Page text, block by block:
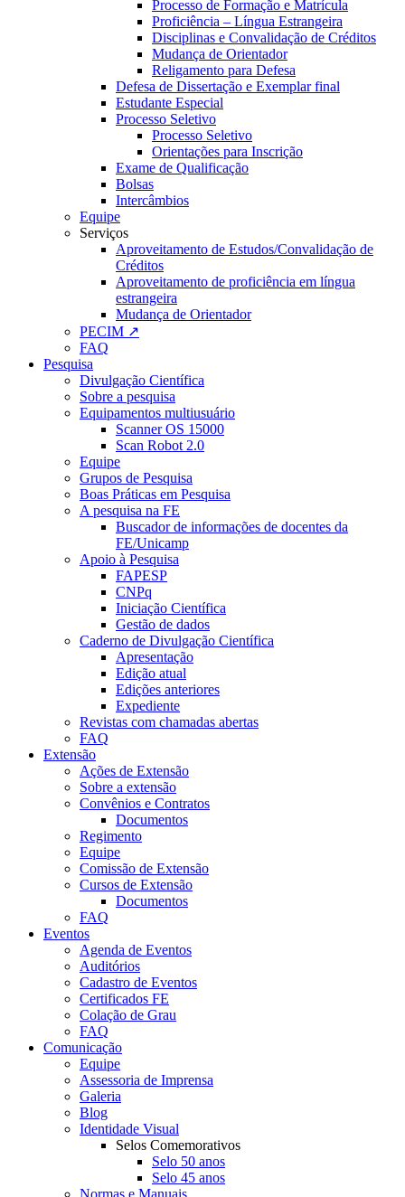
Processo de Formação e Matrícula
Proficiência – Língua Estrangeira
Disciplinas e Convalidação de Créditos
Mudança de Orientador
Religamento para Defesa
Defesa de Dissertação e Exemplar final
Estudante Especial
Processo Seletivo
Processo Seletivo
Orientações para Inscrição
Exame de Qualificação
Bolsas
Intercâmbios
Equipe
Serviços
Aproveitamento de Estudos/Convalidação de
Créditos
Aproveitamento de proficiência em língua
estrangeira
Mudança de Orientador
PECIM ↗
FAQ
Pesquisa
Divulgação Científica
Sobre a pesquisa
Equipamentos multiusuário
Scanner OS 15000
Scan Robot 2.0
Equipe
Grupos de Pesquisa
Boas Práticas em Pesquisa
A pesquisa na FE
Buscador de informações de docentes da
FE/Unicamp
Apoio à Pesquisa
FAPESP
CNPq
Iniciação Científica
Gestão de dados
Caderno de Divulgação Científica
Apresentação
Edição atual
Edições anteriores
Expediente
Revistas com chamadas abertas
FAQ
Extensão
Ações de Extensão
Sobre a extensão
Convênios e Contratos
Documentos
Regimento
Equipe
Comissão de Extensão
Cursos de Extensão
Documentos
FAQ
Eventos
Agenda de Eventos
Auditórios
Cadastro de Eventos
Certificados FE
Colação de Grau
FAQ
Comunicação
Equipe
Assessoria de Imprensa
Galeria
Blog
Identidade Visual
Selos Comemorativos
Selo 50 anos
Selo 45 anos
Normas e Manuais